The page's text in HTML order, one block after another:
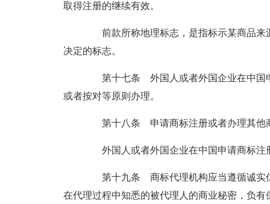
取得注册的继续有效。
前款所称地理标志，是指标示某商品来
决定的标志。
第十七条 外国人或者外国企业在中国申
或者按对等原则办理。
第十八条 申请商标注册或者办理其他商
外国人或者外国企业在中国申请商标注
第十九条 商标代理机构应当遵循诚实信
在代理过程中知悉的被代理人的商业秘密，负有